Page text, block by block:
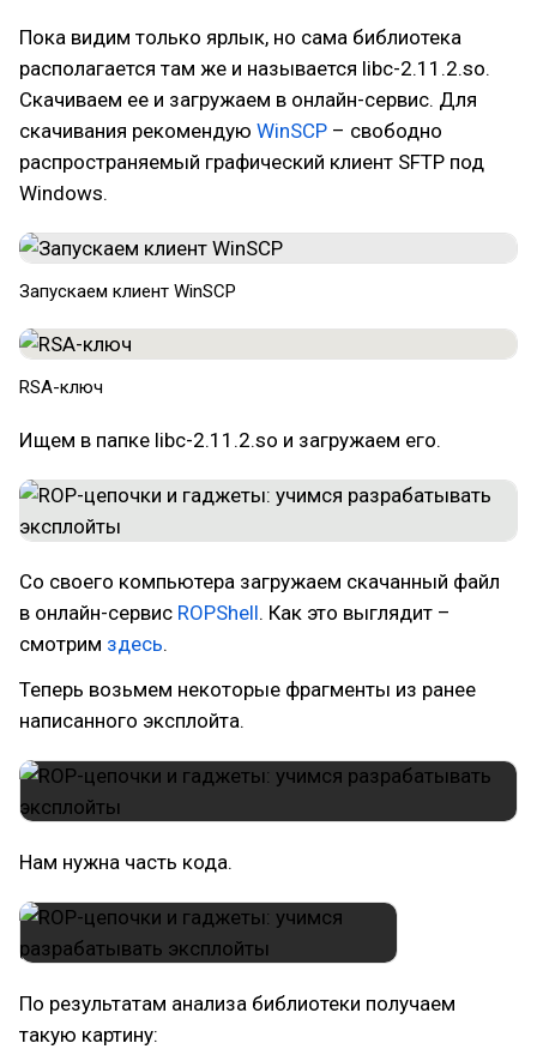
Пока видим только ярлык, но сама библиотека
располагается там же и называется libc-2.11.2.so.
Скачиваем ее и загружаем в онлайн-сервис. Для
скачивания рекомендую WinSCP – свободно
распространяемый графический клиент SFTP под
Windows.
Запускаем клиент WinSCP​
RSA-ключ​
Ищем в папке libc-2.11.2.so и загружаем его.
Со своего компьютера загружаем скачанный файл
в онлайн-сервис ROPShell. Как это выглядит –
смотрим здесь.
Теперь возьмем некоторые фрагменты из ранее
написанного эксплойта.
Нам нужна часть кода.
По результатам анализа библиотеки получаем
такую картину: